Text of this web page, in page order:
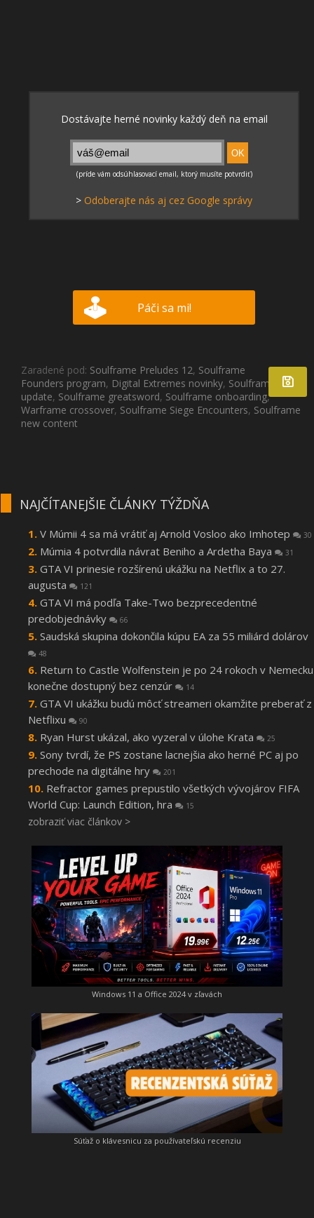
> Odoberajte nás aj cez Google správy
Páči sa mi!
Zaradené pod: Soulframe Preludes 12, Soulframe
Founders program, Digital Extremes novinky, Soulframe
update, Soulframe greatsword, Soulframe onboarding,
Warframe crossover, Soulframe Siege Encounters, Soulframe
new content
NAJČÍTANEJŠIE ČLÁNKY TÝŽDŇA
V Múmii 4 sa má vrátiť aj Arnold Vosloo ako Imhotep 30
Múmia 4 potvrdila návrat Beniho a Ardetha Baya 31
GTA VI prinesie rozšírenú ukážku na Netflix a to 27.
augusta
121
GTA VI má podľa Take-Two bezprecedentné
predobjednávky
66
Saudská skupina dokončila kúpu EA za 55 miliárd dolárov
48
Return to Castle Wolfenstein je po 24 rokoch v Nemecku
konečne dostupný bez cenzúr
14
GTA VI ukážku budú môcť streameri okamžite preberať z
Netflixu
90
Ryan Hurst ukázal, ako vyzeral v úlohe Krata 25
Sony tvrdí, že PS zostane lacnejšia ako herné PC aj po
prechode na digitálne hry
201
Refractor games prepustilo všetkých vývojárov FIFA
World Cup: Launch Edition, hra
15
zobraziť viac článkov >
Windows 11 a Office 2024 v zľavách
Súťaž o klávesnicu za používateľskú recenziu